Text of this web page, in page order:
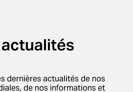
dernières actualités de nos
de nos informations et